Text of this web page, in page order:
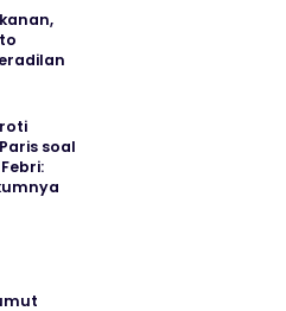
soal